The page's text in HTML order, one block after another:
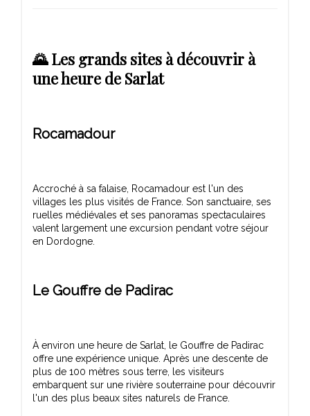
🌄 Les grands sites à découvrir à
une heure de Sarlat
Rocamadour
Accroché à sa falaise, Rocamadour est l'un des
villages les plus visités de France. Son sanctuaire, ses
ruelles médiévales et ses panoramas spectaculaires
valent largement une excursion pendant votre séjour
Le Gouffre de Padirac
À environ une heure de Sarlat, le Gouffre de Padirac
offre une expérience unique. Après une descente de
plus de 100 mètres sous terre, les visiteurs
embarquent sur une rivière souterraine pour découvrir